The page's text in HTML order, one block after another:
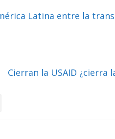
Latina entre la
Cierran la USAID ¿cierra